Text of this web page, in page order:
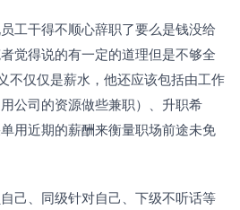
工干得不顺心辞职了要么是钱没给
觉得说的有一定的道理但是不够全
不仅仅是薪水，他还应该包括由工作
公司的资源做些兼职）、升职希
用近期的薪酬来衡量职场前途未免
己、同级针对自己、下级不听话等